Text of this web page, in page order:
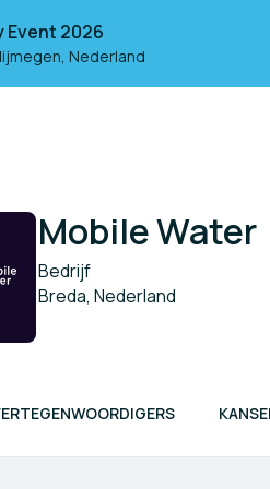
Event 2026
Nederland
Mobile Water
Bedrijf
Breda, Nederland